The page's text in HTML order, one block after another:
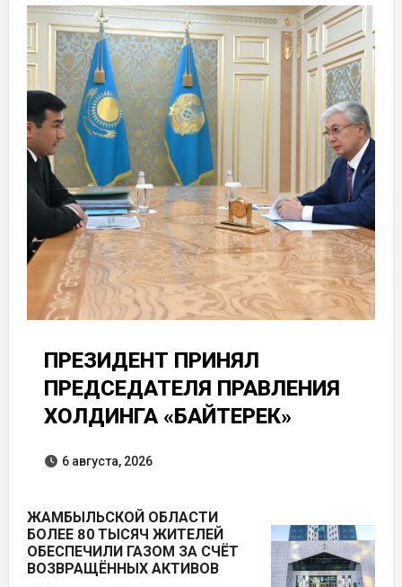
ПРЕЗИДЕНТ ПРИНЯЛ
ПРЕДСЕДАТЕЛЯ ПРАВЛЕНИЯ
ХОЛДИНГА «БАЙТЕРЕК»
6 августа, 2026
ЖАМБЫЛЬСКОЙ ОБЛАСТИ
БОЛЕЕ 80 ТЫСЯЧ ЖИТЕЛЕЙ
ОБЕСПЕЧИЛИ ГАЗОМ ЗА СЧЁТ
ВОЗВРАЩЁННЫХ АКТИВОВ